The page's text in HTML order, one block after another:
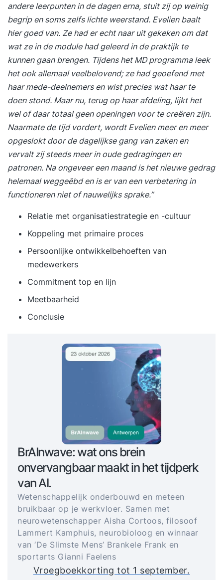
andere leerpunten in de dagen erna, stuit zij op weinig
begrip en soms zelfs lichte weerstand. Evelien baalt
hier goed van. Ze had er echt naar uit gekeken om dat
wat ze in de module had geleerd in de praktijk te
kunnen gaan brengen. Tijdens het MD programma leek
het ook allemaal veelbelovend; ze had geoefend met
haar mede-deelnemers en wist precies wat haar te
doen stond. Maar nu, terug op haar afdeling, lijkt het
wel of daar totaal geen openingen voor te creëren zijn.
Naarmate de tijd vordert, wordt Evelien meer en meer
opgeslokt door de dagelijkse gang van zaken en
vervalt zij steeds meer in oude gedragingen en
patronen. Na ongeveer een maand is het nieuwe gedrag
helemaal weggeëbd en is er van een verbetering in
functioneren niet of nauwelijks sprake.”
Relatie met organisatiestrategie en -cultuur
Koppeling met primaire proces
Persoonlijke ontwikkelbehoeften van
medewerkers
Commitment top en lijn
Meetbaarheid
Conclusie
BrAInwave: wat ons brein
onvervangbaar maakt in het tijdperk
van AI.
Wetenschappelijk onderbouwd en meteen
bruikbaar op je werkvloer. Samen met
neurowetenschapper Aisha Cortoos, filosoof
Lammert Kamphuis, neurobioloog en winnaar
van ‘De Slimste Mens’ Brankele Frank en
sportarts Gianni Faelens
Vroegboekkorting tot 1 september.